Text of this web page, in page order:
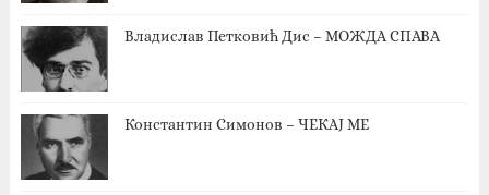
Владислав Петковић Дис – МОЖДА СПАВА
Константин Симонов – ЧЕКАЈ МЕ